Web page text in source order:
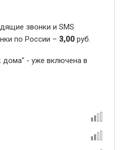
звонки и SMS
по России – 3,00 руб.
дома" - уже включена в